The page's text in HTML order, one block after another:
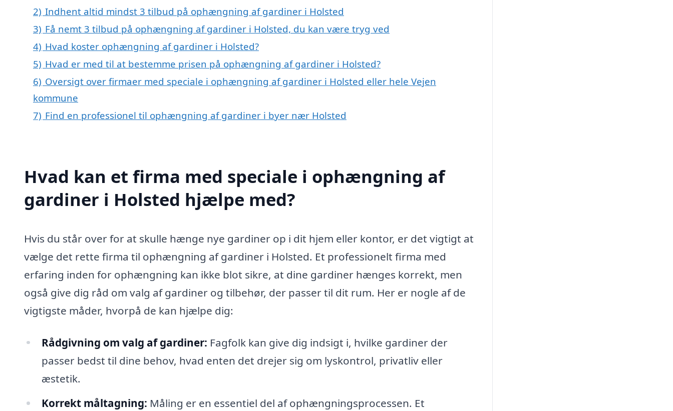
2) Indhent altid mindst 3 tilbud på ophængning af gardiner i Holsted
3) Få nemt 3 tilbud på ophængning af gardiner i Holsted, du kan være tryg ved
4) Hvad koster ophængning af gardiner i Holsted?
5) Hvad er med til at bestemme prisen på ophængning af gardiner i Holsted?
6) Oversigt over firmaer med speciale i ophængning af gardiner i Holsted eller hele Vejen
kommune
7) Find en professionel til ophængning af gardiner i byer nær Holsted
Hvad kan et firma med speciale i ophængning af
gardiner i Holsted hjælpe med?
Hvis du står over for at skulle hænge nye gardiner op i dit hjem eller kontor, er det vigtigt at
vælge det rette firma til ophængning af gardiner i Holsted. Et professionelt firma med
erfaring inden for ophængning kan ikke blot sikre, at dine gardiner hænges korrekt, men
også give dig råd om valg af gardiner og tilbehør, der passer til dit rum. Her er nogle af de
vigtigste måder, hvorpå de kan hjælpe dig:
Rådgivning om valg af gardiner: Fagfolk kan give dig indsigt i, hvilke gardiner der
passer bedst til dine behov, hvad enten det drejer sig om lyskontrol, privatliv eller
æstetik.
Korrekt måltagning: Måling er en essentiel del af ophængningsprocessen. Et